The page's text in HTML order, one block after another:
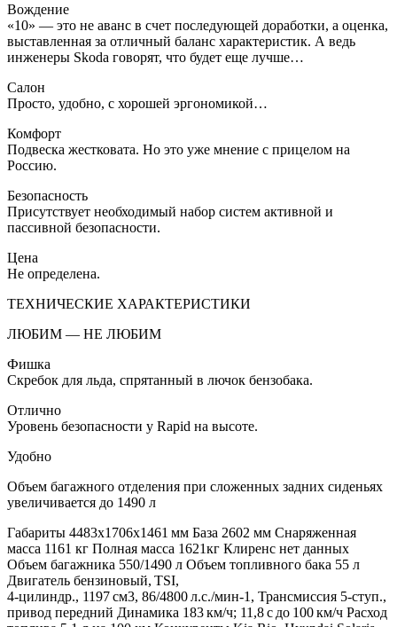
Вождение
«10» — это не аванс в счет последующей доработки, а оценка,
выставленная за отличный баланс характеристик. А ведь
инженеры Skoda говорят, что будет еще лучше…
Салон
Просто, удобно, с хорошей эргономикой…
Комфорт
Подвеска жестковата. Но это уже мнение с прицелом на
Россию.
Безопасность
Присутствует необходимый набор систем активной и
пассивной безопасности.
Цена
Не определена.
ТЕХНИЧЕСКИЕ ХАРАКТЕРИСТИКИ
ЛЮБИМ — НЕ ЛЮБИМ
Фишка
Скребок для льда, спрятанный в лючок бензобака.
Отлично
Уровень безопасности у Rapid на высоте.
Удобно
Объем багажного отделения при сложенных задних сиденьях
увеличивается до 1490 л
Габариты 4483х1706х1461 мм База 2602 мм Снаряженная
масса 1161 кг Полная масса 1621кг Клиренс нет данных
Объем багажника 550/1490 л Объем топливного бака 55 л
Двигатель бензиновый, TSI,
4-цилиндр., 1197 см3, 86/4800 л.с./мин-1, Трансмиссия 5-ступ.,
привод передний Динамика 183 км/ч; 11,8 с до 100 км/ч Расход